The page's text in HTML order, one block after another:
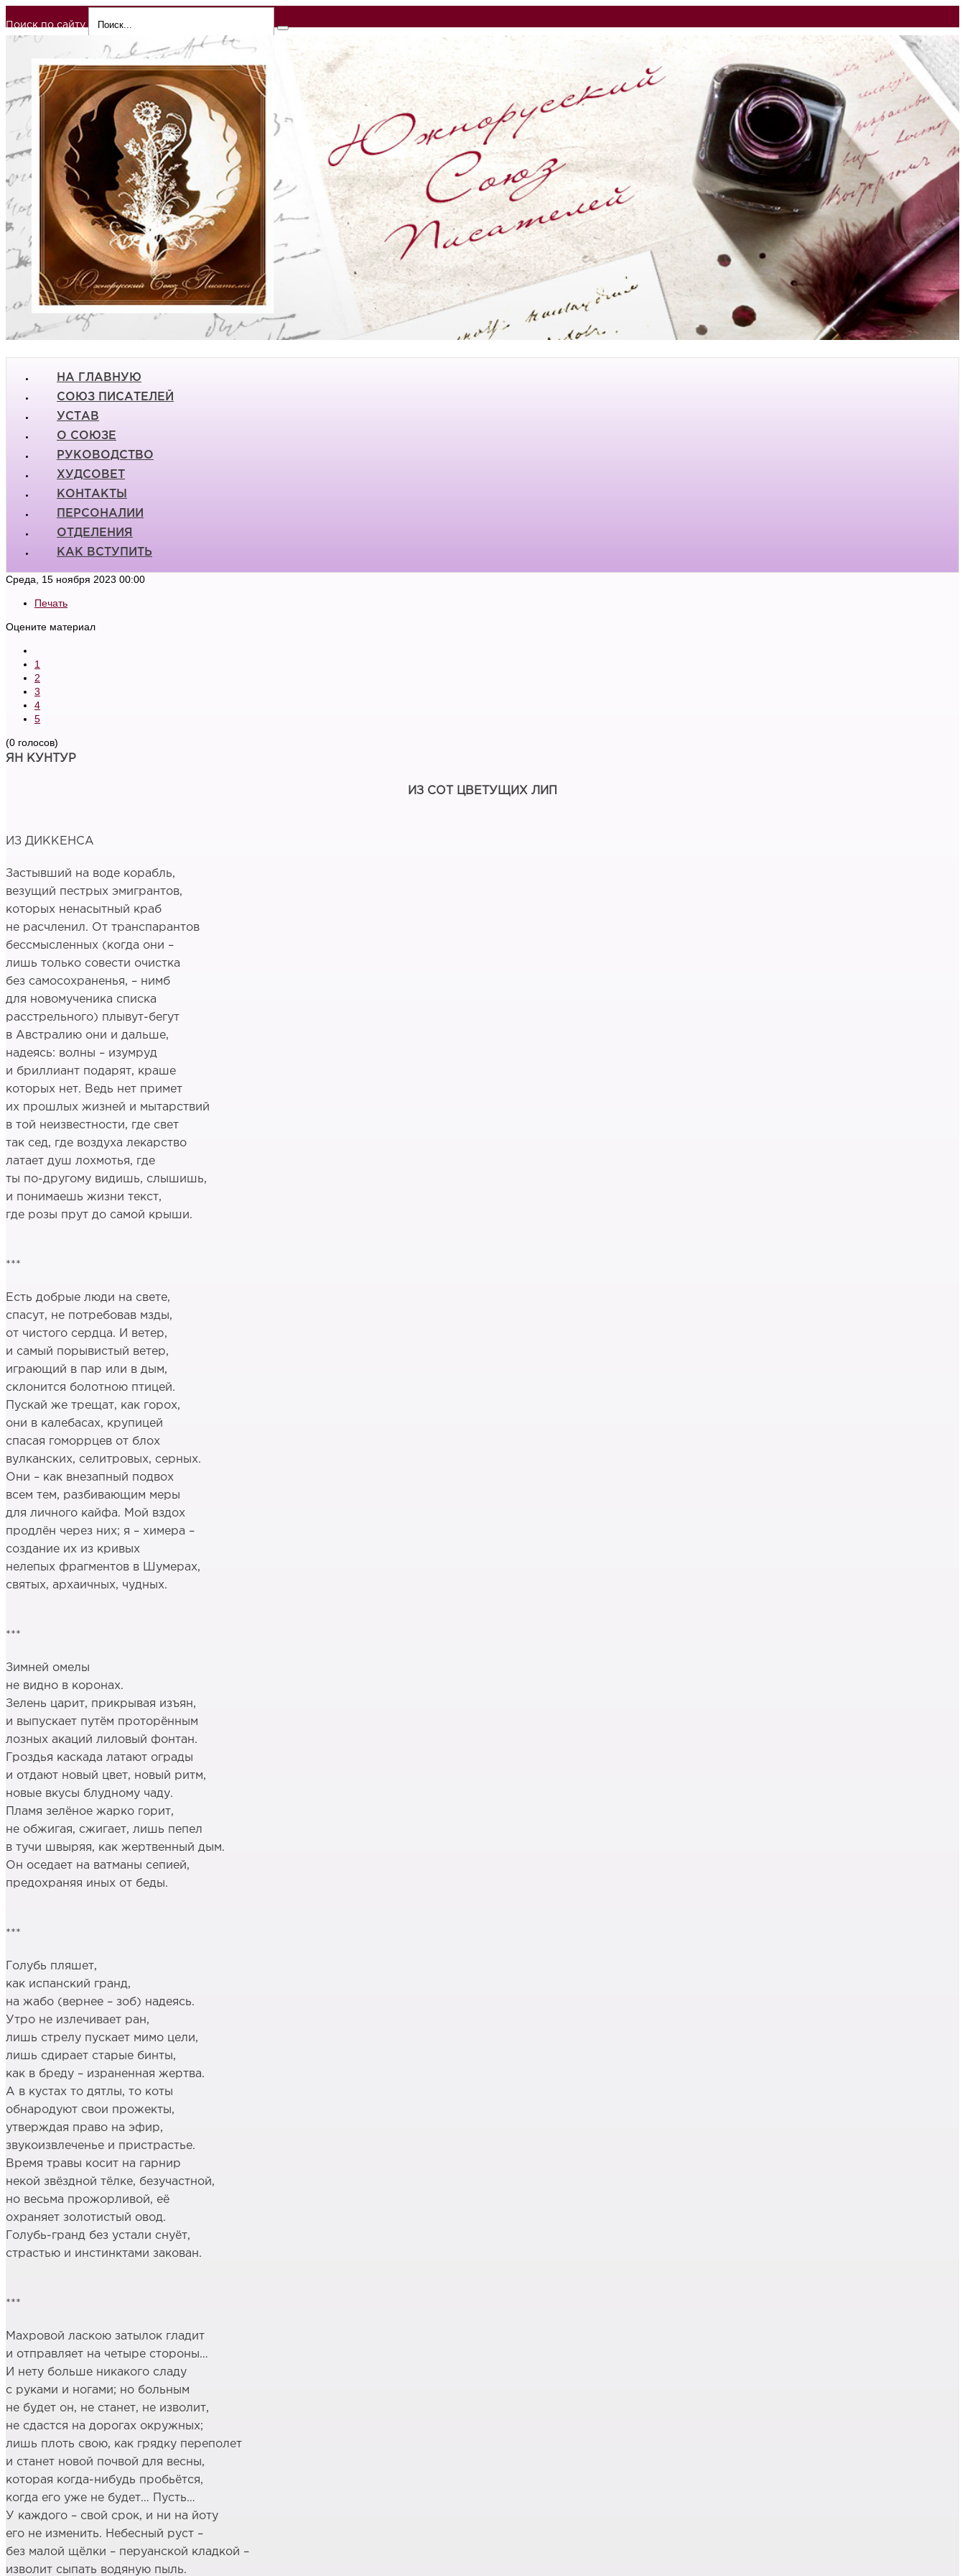
Поиск по сайту
НА ГЛАВНУЮ
СОЮЗ ПИСАТЕЛЕЙ
УСТАВ
О СОЮЗЕ
РУКОВОДСТВО
ХУДСОВЕТ
КОНТАКТЫ
ПЕРСОНАЛИИ
ОТДЕЛЕНИЯ
КАК ВСТУПИТЬ
Среда, 15 ноября 2023 00:00
Печать
Оцените материал
1
2
3
4
5
(0 голосов)
ЯН КУНТУР
ИЗ СОТ ЦВЕТУЩИХ ЛИП
ИЗ ДИККЕНСА
Застывший на воде корабль,
везущий пестрых эмигрантов,
которых ненасытный краб
не расчленил. От транспарантов
бессмысленных (когда они –
лишь только совести очистка
без самосохраненья, – нимб
для новомученика списка
расстрельного) плывут-бегут
в Австралию они и дальше,
надеясь: волны – изумруд
и бриллиант подарят, краше
которых нет. Ведь нет примет
их прошлых жизней и мытарствий
в той неизвестности, где свет
так сед, где воздуха лекарство
латает душ лохмотья, где
ты по-другому видишь, слышишь,
и понимаешь жизни текст,
где розы прут до самой крыши.
***
Есть добрые люди на свете,
спасут, не потребовав мзды,
от чистого сердца. И ветер,
и самый порывистый ветер,
играющий в пар или в дым,
склонится болотною птицей.
Пускай же трещат, как горох,
они в калебасах, крупицей
спасая гоморрцев от блох
вулканских, селитровых, серных.
Они – как внезапный подвох
всем тем, разбивающим меры
для личного кайфа. Мой вздох
продлён через них; я – химера –
создание их из кривых
нелепых фрагментов в Шумерах,
святых, архаичных, чудных.
***
Зимней омелы
не видно в коронах.
Зелень царит, прикрывая изъян,
и выпускает путём проторённым
лозных акаций лиловый фонтан.
Гроздья каскада латают ограды
и отдают новый цвет, новый ритм,
новые вкусы блудному чаду.
Пламя зелёное жарко горит,
не обжигая, сжигает, лишь пепел
в тучи швыряя, как жертвенный дым.
Он оседает на ватманы сепией,
предохраняя иных от беды.
***
Голубь пляшет,
как испанский гранд,
на жабо (вернее – зоб) надеясь.
Утро не излечивает ран,
лишь стрелу пускает мимо цели,
лишь сдирает старые бинты,
как в бреду – израненная жертва.
А в кустах то дятлы, то коты
обнародуют свои прожекты,
утверждая право на эфир,
звукоизвлеченье и пристрастье.
Время травы косит на гарнир
некой звёздной тёлке, безучастной,
но весьма прожорливой, её
охраняет золотистый овод.
Голубь-гранд без устали снуёт,
страстью и инстинктами закован.
***
Махровой ласкою затылок гладит
и отправляет на четыре стороны…
И нету больше никакого сладу
с руками и ногами; но больным
не будет он, не станет, не изволит,
не сдастся на дорогах окружных;
лишь плоть свою, как грядку переполет
и станет новой почвой для весны,
которая когда-нибудь пробьётся,
когда его уже не будет… Пусть…
У каждого – свой срок, и ни на йоту
его не изменить. Небесный руст –
без малой щёлки – перуанской кладкой –
изволит сыпать водяную пыль.